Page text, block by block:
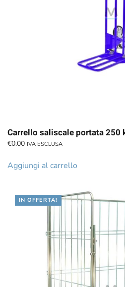
Carrello saliscale portata 250
€0.00 IVA ESCLUSA
Aggiungi al carrello
IN OFFERTA!